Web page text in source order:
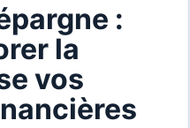
:
la
vos